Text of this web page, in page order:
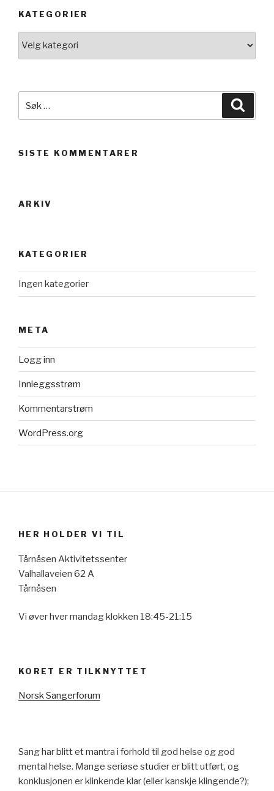
KATEGORIER
etter:
SISTE KOMMENTARER
ARKIV
KATEGORIER
Ingen kategorier
META
Logg inn
Innleggsstrøm
Kommentarstrøm
WordPress.org
HER HOLDER VI TIL
Tårnåsen Aktivitetssenter
Valhallaveien 62 A
Tårnåsen
Vi øver hver mandag klokken 18:45-21:15
KORET ER TILKNYTTET
Norsk Sangerforum
Sang har blitt et mantra i forhold til god helse og god
mental helse. Mange seriøse studier er blitt utført, og
konklusjonen er klinkende klar (eller kanskje klingende?);